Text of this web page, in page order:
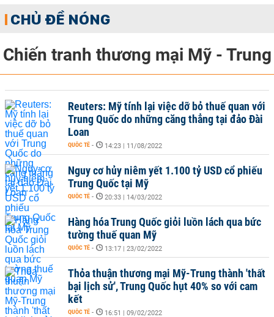
CHỦ ĐỀ NÓNG
Chiến tranh thương mại Mỹ - Trung
Reuters: Mỹ tính lại việc dỡ bỏ thuế quan với
Trung Quốc do những căng thẳng tại đảo Đài
Loan
QUỐC TẾ - 14:23 | 11/08/2022
Nguy cơ hủy niêm yết 1.100 tỷ USD cổ phiếu
Trung Quốc tại Mỹ
QUỐC TẾ - 20:33 | 14/03/2022
Hàng hóa Trung Quốc giỏi luồn lách qua bức
tường thuế quan Mỹ
QUỐC TẾ - 13:17 | 23/02/2022
Thỏa thuận thương mại Mỹ-Trung thành 'thất
bại lịch sử', Trung Quốc hụt 40% so với cam
kết
QUỐC TẾ - 16:51 | 09/02/2022